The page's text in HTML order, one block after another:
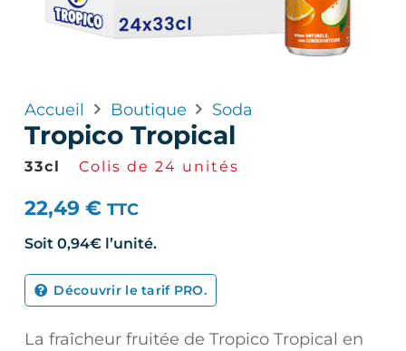
Accueil Boutique Soda
Tropico Tropical
33cl Colis de 24 unités
22,49 € TTC
Soit 0,94€l’unité.
Découvrir le tarif PRO.
La fraîcheur fruitée de Tropico Tropical en